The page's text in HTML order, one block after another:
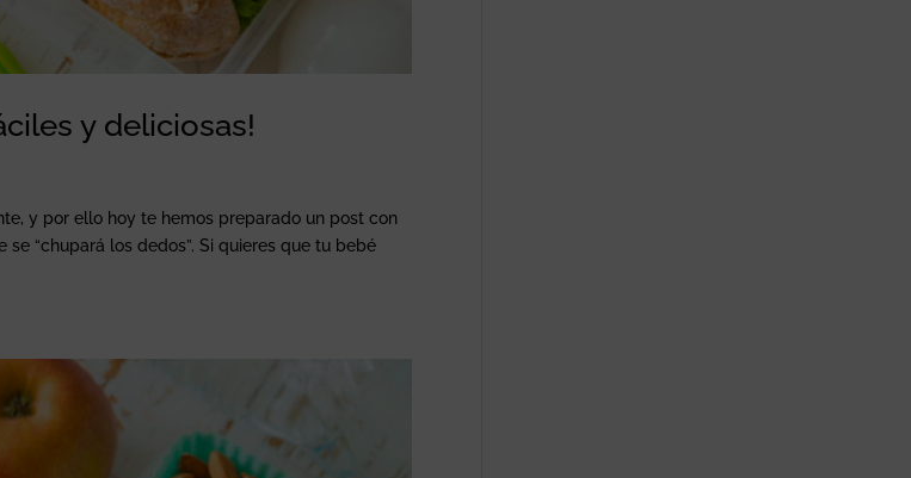
y deliciosas!
y por ello hoy te hemos preparado un post con
“chupará los dedos”. Si quieres que tu bebé